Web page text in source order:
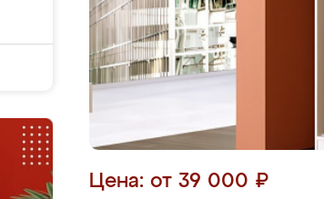
Цена: от 39 000 ₽